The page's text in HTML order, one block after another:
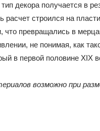
декора получается в
строился на
что превращались в
не понимая, как
в первой половине ХIХ
возможно при